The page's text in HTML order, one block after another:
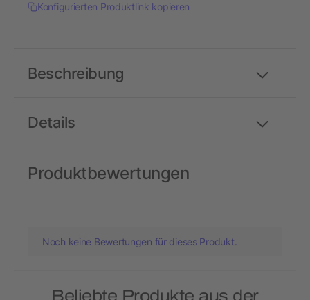
Konfigurierten Produktlink kopieren
Details
Beschreibung
Produktbewertungen
Noch keine Bewertungen für dieses Produkt.
Beliebte Produkte aus der